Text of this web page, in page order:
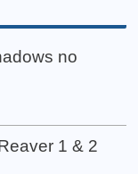
no
1 & 2